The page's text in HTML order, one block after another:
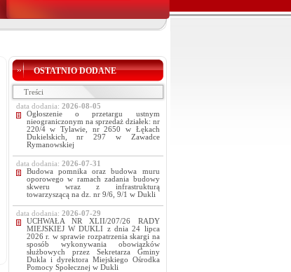
OSTATNIO DODANE
Treści
data dodania: 2026-08-05
Ogłoszenie o przetargu ustnym
nieograniczonym na sprzedaż działek: nr
220/4 w Tylawie, nr 2650 w Łękach
Dukielskich, nr 297 w Zawadce
Rymanowskiej
data dodania: 2026-07-31
Budowa pomnika oraz budowa muru
oporowego w ramach zadania budowy
skweru wraz z infrastrukturą
towarzyszącą na dz. nr 9/6, 9/1 w Dukli
data dodania: 2026-07-29
UCHWAŁA NR XLII/207/26 RADY
MIEJSKIEJ W DUKLI z dnia 24 lipca
2026 r. w sprawie rozpatrzenia skargi na
sposób wykonywania obowiązków
służbowych przez Sekretarza Gminy
Dukla i dyrektora Miejskiego Ośrodka
Pomocy Społecznej w Dukli